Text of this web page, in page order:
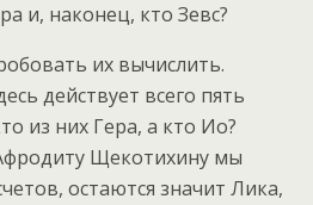
и, наконец, кто Зевс?
их вычислить.
действует всего пять
из них Гера, а кто Ио?
Щекотихину мы
остаются значит Лика,